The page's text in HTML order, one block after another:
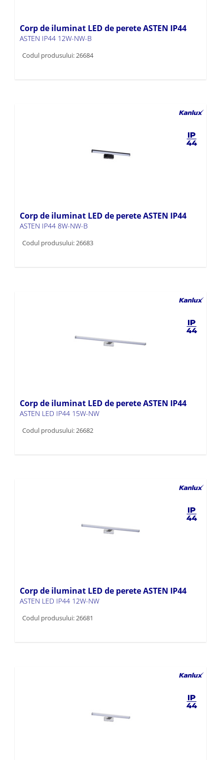
Corp de iluminat LED de perete ASTEN IP44
ASTEN IP44 12W-NW-B
Codul produsului: 26684
Corp de iluminat LED de perete ASTEN IP44
ASTEN IP44 8W-NW-B
Codul produsului: 26683
Corp de iluminat LED de perete ASTEN IP44
ASTEN LED IP44 15W-NW
Codul produsului: 26682
Corp de iluminat LED de perete ASTEN IP44
ASTEN LED IP44 12W-NW
Codul produsului: 26681